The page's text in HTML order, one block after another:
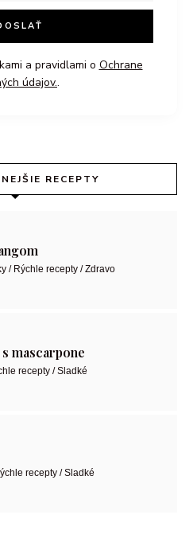
a pravidlami o Ochrane
údajov..
RECEPTY
/ Rýchle recepty / Zdravo
mascarpone
recepty / Sladké
recepty / Sladké